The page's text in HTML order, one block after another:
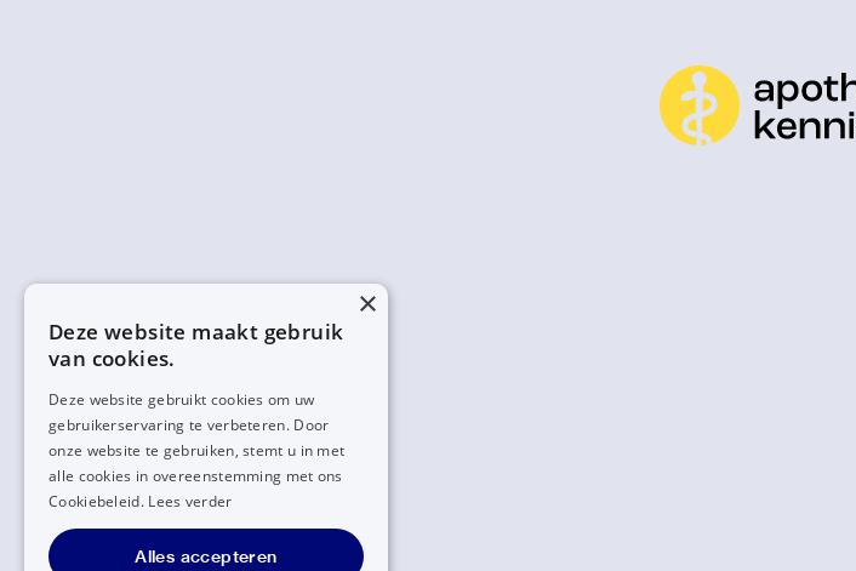
×
Deze website maakt gebruik
van cookies.
Deze website gebruikt cookies om uw
gebruikerservaring te verbeteren. Door
onze website te gebruiken, stemt u in met
alle cookies in overeenstemming met ons
Cookiebeleid. Lees verder
Alles accepteren